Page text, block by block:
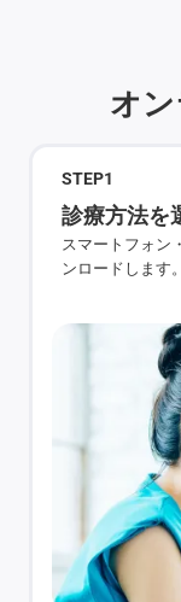
オ
STEP1
診療方法を
スマートフォン
ンロードします。